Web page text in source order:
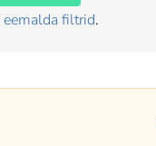
eemalda filtrid.